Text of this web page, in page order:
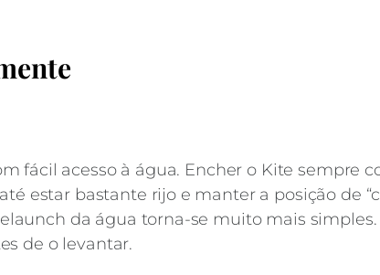
fácil acesso à água. Encher o Kite sempre
estar bastante rijo e manter a posição de
da água torna-se muito mais simples.
de o levantar.